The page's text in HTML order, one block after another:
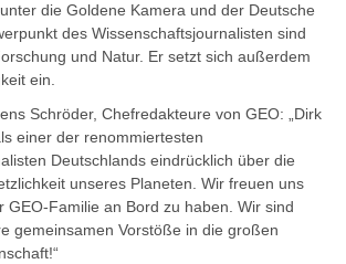
die Goldene Kamera und der Deutsche
des Wissenschaftsjournalisten sind
und Natur. Er setzt sich außerdem
ein.
Schröder, Chefredakteure von GEO: „Dirk
einer der renommiertesten
Deutschlands eindrücklich über die
unseres Planeten. Wir freuen uns
GEO-Familie an Bord zu haben. Wir sind
gemeinsamen Vorstöße in die großen